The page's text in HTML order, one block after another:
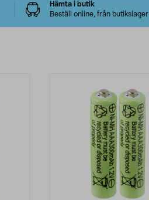
Hämta i butik
Beställ online, från butikslager